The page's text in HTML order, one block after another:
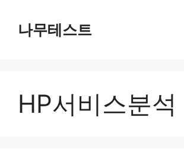
나무테스트
HP서비스분석